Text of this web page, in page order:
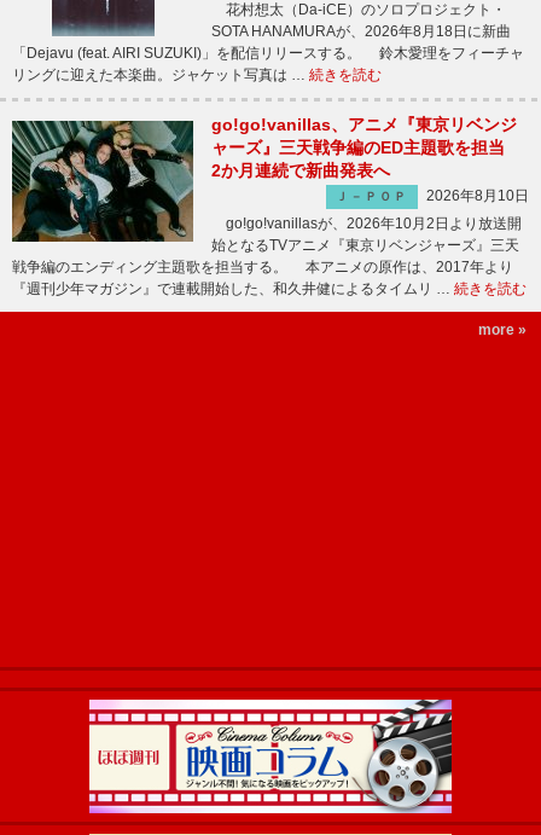
花村想太（Da-iCE）のソロプロジェクト・
SOTA HANAMURAが、2026年8月18日に新曲
「Dejavu (feat. AIRI SUZUKI)」を配信リリースする。 鈴木愛理をフィーチャ
リングに迎えた本楽曲。ジャケット写真は … 続きを読む
go!go!vanillas、アニメ『東京リベンジ
ャーズ』三天戦争編のED主題歌を担当
2か月連続で新曲発表へ
Ｊ－ＰＯＰ
2026年8月10日
go!go!vanillasが、2026年10月2日より放送開
始となるTVアニメ『東京リベンジャーズ』三天
戦争編のエンディング主題歌を担当する。 本アニメの原作は、2017年より
『週刊少年マガジン』で連載開始した、和久井健によるタイムリ … 続きを読む
more »